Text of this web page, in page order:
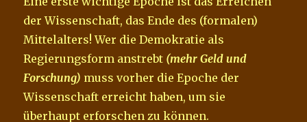
der Wissenschaft, das Ende des (formalen)
Mittelalters! Wer die Demokratie als
Regierungsform anstrebt (mehr Geld und
Forschung) muss vorher die Epoche der
Wissenschaft erreicht haben, um sie
überhaupt erforschen zu können.